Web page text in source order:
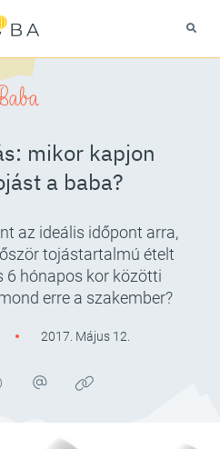
mikor kapjon
a baba?
az ideális időpont arra,
tojástartalmú ételt
6 hónapos kor közötti
erre a szakember?
2017. Május 12.